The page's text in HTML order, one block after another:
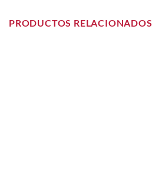
PRODUCTOS RELACIONADOS